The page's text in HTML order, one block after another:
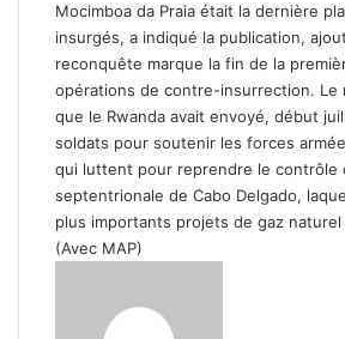
Mocimboa da Praia était la dernière
insurgés, a indiqué la publication,
reconquête marque la fin de la
opérations de contre-insurrection. Le
que le Rwanda avait envoyé, début
soldats pour soutenir les forces
qui luttent pour reprendre le contrôle
septentrionale de Cabo Delgado,
plus importants projets de gaz naturel
(Avec MAP)